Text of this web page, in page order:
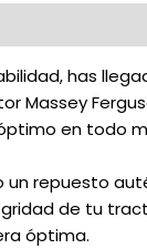
has
Massey
en todo
un repuesto
de tu
óptima.